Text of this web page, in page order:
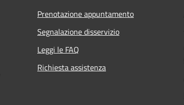
Prenotazione appuntamento
Segnalazione disservizio
Leggi le FAQ
Richiesta assistenza